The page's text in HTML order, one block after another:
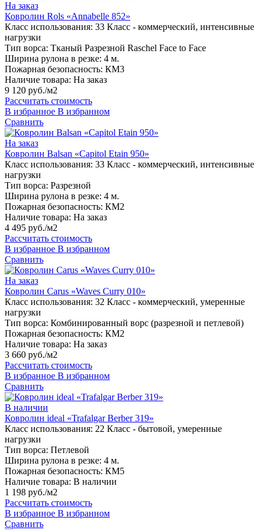
На заказ
Ковролин Rols «Annabelle 852»
Класс использования: 33 Класс - коммерческий, интенсивные
нагрузки
Тип ворса: Тканый Разрезной Raschel Face to Face
Ширина рулона в резке: 4 м.
Пожарная безопасность: КМ3
Наличие товара: На заказ
9 120 руб./м2
Рассчитать стоимость
В избранное В избранном
Сравнить
На заказ
Ковролин Balsan «Capitol Etain 950»
Класс использования: 33 Класс - коммерческий, интенсивные
нагрузки
Тип ворса: Разрезной
Ширина рулона в резке: 4 м.
Пожарная безопасность: КМ2
Наличие товара: На заказ
4 495 руб./м2
Рассчитать стоимость
В избранное В избранном
Сравнить
На заказ
Ковролин Carus «Waves Сurry 010»
Класс использования: 32 Класс - коммерческий, умеренные
нагрузки
Тип ворса: Комбинированный ворс (разрезной и петлевой)
Пожарная безопасность: КМ2
Наличие товара: На заказ
3 660 руб./м2
Рассчитать стоимость
В избранное В избранном
Сравнить
В наличии
Ковролин ideal «Trafalgar Berber 319»
Класс использования: 22 Класс - бытовой, умеренные
нагрузки
Тип ворса: Петлевой
Ширина рулона в резке: 4 м.
Пожарная безопасность: КМ5
Наличие товара: В наличии
1 198 руб./м2
Рассчитать стоимость
В избранное В избранном
Сравнить